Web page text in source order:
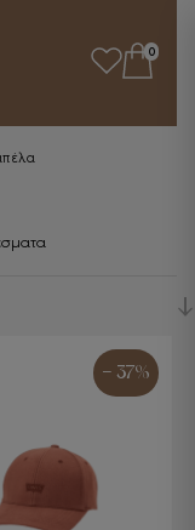
0
Sorted
- 37%